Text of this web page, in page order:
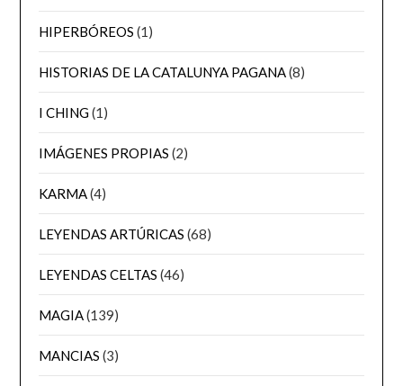
HIPERBÓREOS (1)
HISTORIAS DE LA CATALUNYA PAGANA(8)
I CHING(1)
IMÁGENES PROPIAS (2)
KARMA(4)
LEYENDAS ARTÚRICAS (68)
LEYENDAS CELTAS (46)
MAGIA(139)
MANCIAS (3)